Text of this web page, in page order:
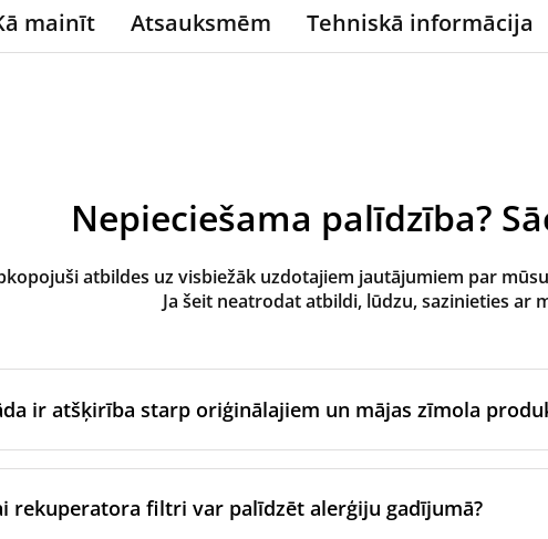
mainīt Atsauksmēm Tehniskā informācija
Nepieciešama palīdzība?
atbildes uz visbiežāk uzdotajiem jautājumiem par
Ja šeit neatrodat atbildi, lūdzu, sazinieties ar
ir atšķirība starp oriģinālajiem un mājas zīmola
oriģinālajam zīmolam, izmantojot sertificētus ražošanas
ražošanas un iepakošanas standartiem.
rekuperatora filtri var palīdzēt alerģiju gadījumā?